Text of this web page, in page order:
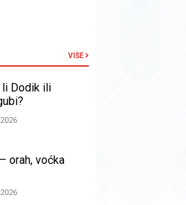
VIŠE
li Dodik ili
orah, voćka